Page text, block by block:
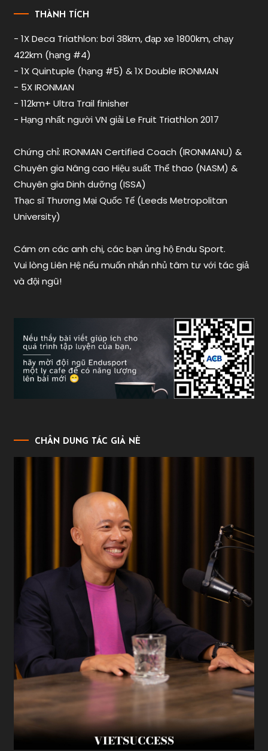
máy
đạp
Garmin
THÀNH TÍCH
- 1X Deca Triathlon: bơi 38km, đạp xe 1800km, chạy
422km (hạng #4)
- 1X Quintuple (hạng #5) & 1X Double IRONMAN
- 5X IRONMAN
- 112km+ Ultra Trail finisher
- Hạng nhất người VN giải Le Fruit Triathlon 2017
Chứng chỉ: IRONMAN Certified Coach (IRONMANU) &
Chuyên gia Nâng cao Hiệu suất Thể thao (NASM) &
Chuyên gia Dinh dưỡng (ISSA)
Thạc sĩ Thương Mại Quốc Tế (Leeds Metropolitan
University)
Cám ơn các anh chị, các bạn ủng hộ Endu Sport.
Vui lòng Liên Hệ nếu muốn nhắn nhủ tâm tư với tác giả
và đội ngũ!
CHÂN DUNG TÁC GIẢ NÈ